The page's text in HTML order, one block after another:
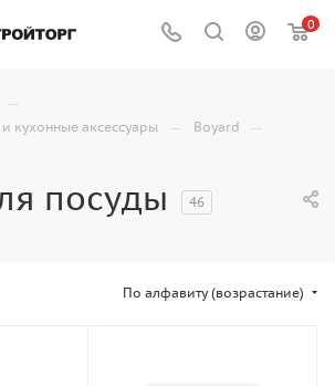
0
—
кухонные аксессуары — Boyard —
посуды 46
По алфавиту (возрастание)